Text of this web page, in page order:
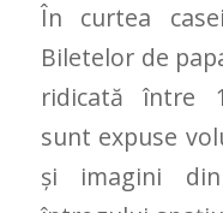
În curtea
Biletelor de
ridicată între
sunt expuse
și imagini